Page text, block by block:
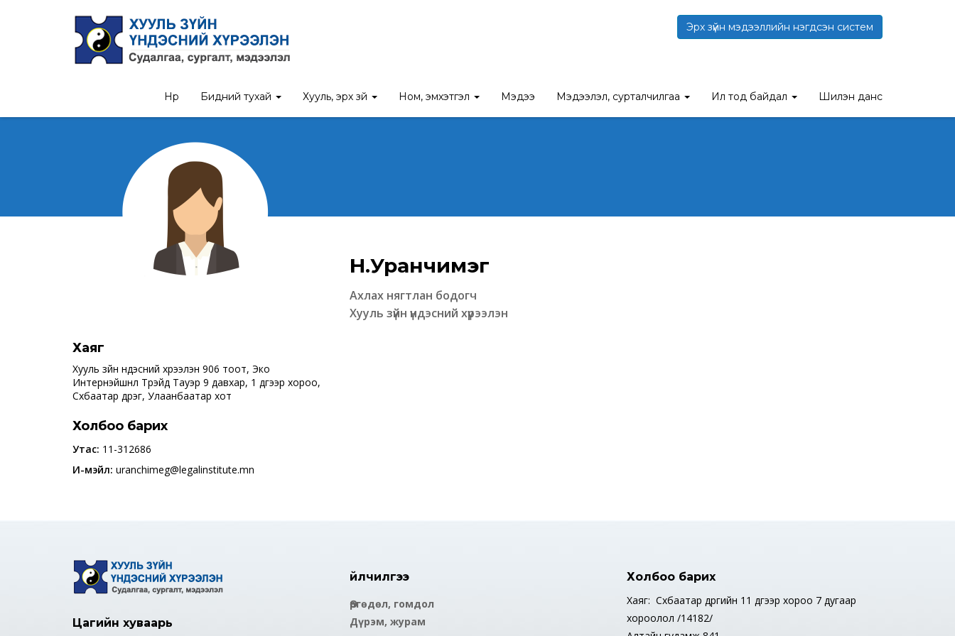
Эрх зүйн мэдээллийн нэгдсэн систем
Нүүр Бидний тухай Хууль, эрх зүй Ном, эмхэтгэл Мэдээ Мэдээлэл, сурталчилгаа Ил тод байдал Шилэн данс
Хаяг
Хууль зүйн үндэсний хүрээлэн 906 тоот, Эко
Интернэйшнл Трэйд Тауэр 9 давхар, 1 дүгээр хороо,
Сүхбаатар дүүрэг, Улаанбаатар хот
Холбоо барих
Утас: 11-312686
И-мэйл: uranchimeg@legalinstitute.mn
Н.Уранчимэг
Ахлах нягтлан бодогч
Хууль зүйн үндэсний хүрээлэн
Цагийн хуваарь
Үйлчилгээ
Өргөдөл, гомдол
Дүрэм, журам
Холбоо барих
Хаяг: Сүхбаатар дүүргийн 11 дүгээр хороо 7 дугаар
хороолол /14182/